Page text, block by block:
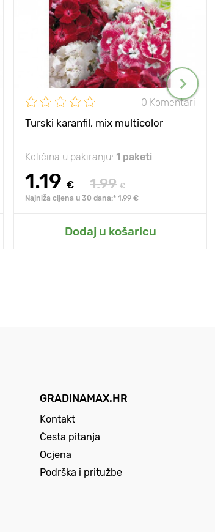
0 Komentari
Turski karanfil, mix multicolor
Količina u pakiranju: 1 paketi
1.19 € 1.99 €
Najniža cijena u 30 dana:* 1.99 €
Dodaj u košaricu
GRADINAMAX.HR
Kontakt
Česta pitanja
Ocjena
Podrška i pritužbe